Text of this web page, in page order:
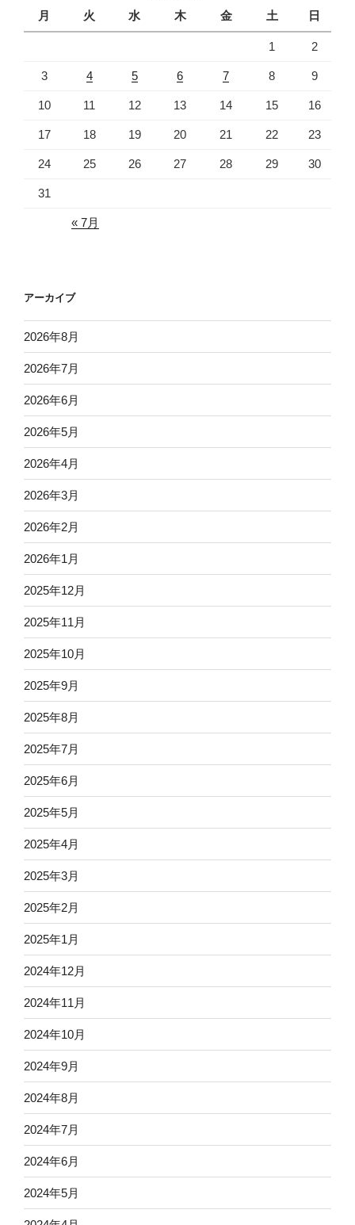
月
火 水 木 金 土 日
1 2
3 4 5 6 7 8 9
10 11 12 13 14 15 16
17 18 19 20 21 22 23
24 25 26 27 28 29 30
31
« 7月
アーカイブ
2026年8月
2026年7月
2026年6月
2026年5月
2026年4月
2026年3月
2026年2月
2026年1月
2025年12月
2025年11月
2025年10月
2025年9月
2025年8月
2025年7月
2025年6月
2025年5月
2025年4月
2025年3月
2025年2月
2025年1月
2024年12月
2024年11月
2024年10月
2024年9月
2024年8月
2024年7月
2024年6月
2024年5月